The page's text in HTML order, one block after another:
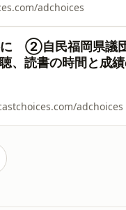
adchoices
に ②自民福岡県議
、読書の時間と成
adchoices